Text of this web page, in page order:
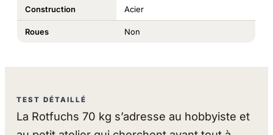
Construction Acier
Roues Non
TEST DÉTAILLÉ
La Rotfuchs 70 kg s’adresse au hobbyiste et